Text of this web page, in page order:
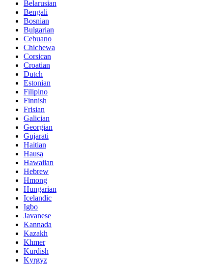
Belarusian
Bengali
Bosnian
Bulgarian
Cebuano
Chichewa
Corsican
Croatian
Dutch
Estonian
Filipino
Finnish
Frisian
Galician
Georgian
Gujarati
Haitian
Hausa
Hawaiian
Hebrew
Hmong
Hungarian
Icelandic
Igbo
Javanese
Kannada
Kazakh
Khmer
Kurdish
Kyrgyz